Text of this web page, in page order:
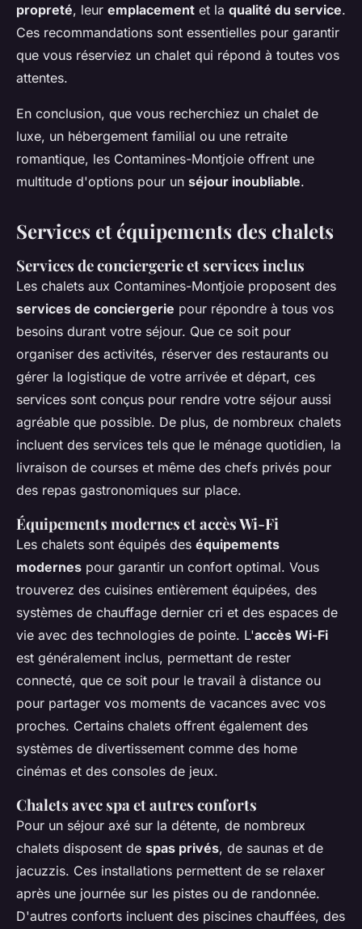
propreté, leur emplacement et la qualité du service.
Ces recommandations sont essentielles pour garantir
que vous réserviez un chalet qui répond à toutes vos
attentes.
En conclusion, que vous recherchiez un chalet de
luxe, un hébergement familial ou une retraite
romantique, les Contamines-Montjoie offrent une
multitude d'options pour un séjour inoubliable.
Services et équipements des chalets
Services de conciergerie et services inclus
Les chalets aux Contamines-Montjoie proposent des
services de conciergerie pour répondre à tous vos
besoins durant votre séjour. Que ce soit pour
organiser des activités, réserver des restaurants ou
gérer la logistique de votre arrivée et départ, ces
services sont conçus pour rendre votre séjour aussi
agréable que possible. De plus, de nombreux chalets
incluent des services tels que le ménage quotidien, la
livraison de courses et même des chefs privés pour
des repas gastronomiques sur place.
Équipements modernes et accès Wi-Fi
Les chalets sont équipés des équipements
modernes pour garantir un confort optimal. Vous
trouverez des cuisines entièrement équipées, des
systèmes de chauffage dernier cri et des espaces de
vie avec des technologies de pointe. L'accès Wi-Fi
est généralement inclus, permettant de rester
connecté, que ce soit pour le travail à distance ou
pour partager vos moments de vacances avec vos
proches. Certains chalets offrent également des
systèmes de divertissement comme des home
cinémas et des consoles de jeux.
Chalets avec spa et autres conforts
Pour un séjour axé sur la détente, de nombreux
chalets disposent de spas privés, de saunas et de
jacuzzis. Ces installations permettent de se relaxer
après une journée sur les pistes ou de randonnée.
D'autres conforts incluent des piscines chauffées, des